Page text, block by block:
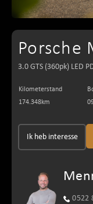
Porsche
3.0 GTS (360pk) LED
Kilometerstand
174.348km
Ik heb interesse
0522